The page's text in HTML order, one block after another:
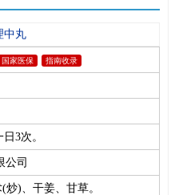
国家医保 指南收录
3次。
公司
)、干姜、甘草。